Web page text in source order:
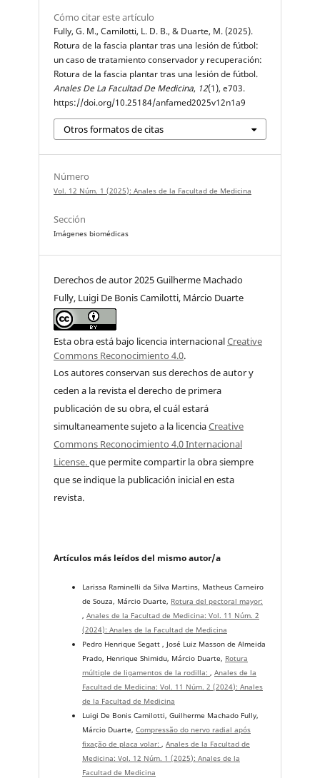
Cómo citar este artículo
Fully, G. M., Camilotti, L. D. B., & Duarte, M. (2025).
Rotura de la fascia plantar tras una lesión de fútbol:
un caso de tratamiento conservador y recuperación:
Rotura de la fascia plantar tras una lesión de fútbol.
Anales De La Facultad De Medicina, 12(1), e703.
https://doi.org/10.25184/anfamed2025v12n1a9
Otros formatos de citas
Número
Vol. 12 Núm. 1 (2025): Anales de la Facultad de Medicina
Sección
Imágenes biomédicas
Derechos de autor 2025 Guilherme Machado
Fully, Luigi De Bonis Camilotti, Márcio Duarte
Esta obra está bajo licencia internacionalCreative
Commons Reconocimiento 4.0.
Los autores conservan sus derechos de autor y
ceden a la revista el derecho de primera
publicación de su obra, el cuál estará
simultaneamente sujeto a la licenciaCreative
Commons Reconocimiento 4.0 Internacional
License.que permite compartir la obra siempre
que se indique la publicación inicial en esta
revista.
Artículos más leídos del mismo autor/a
Larissa Raminelli da Silva Martins, Matheus Carneiro
de Souza, Márcio Duarte, Rotura del pectoral mayor:
, Anales de la Facultad de Medicina: Vol. 11 Núm. 2
(2024): Anales de la Facultad de Medicina
Pedro Henrique Segatt , José Luiz Masson de Almeida
Prado, Henrique Shimidu, Márcio Duarte, Rotura
múltiple de ligamentos de la rodilla: , Anales de la
Facultad de Medicina: Vol. 11 Núm. 2 (2024): Anales
de la Facultad de Medicina
Luigi De Bonis Camilotti, Guilherme Machado Fully,
Márcio Duarte, Compressão do nervo radial após
fixação de placa volar: , Anales de la Facultad de
Medicina: Vol. 12 Núm. 1 (2025): Anales de la
Facultad de Medicina